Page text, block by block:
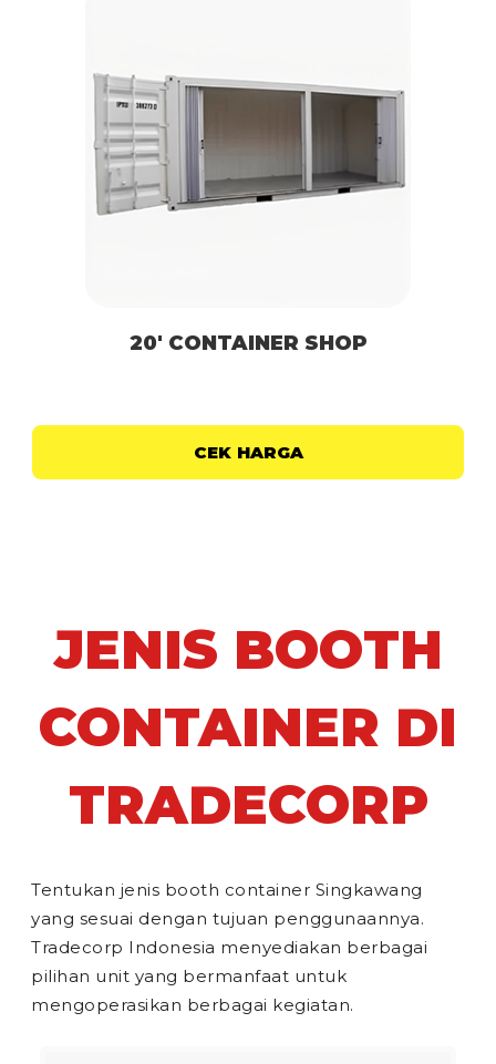
20′ CONTAINER SHOP
CEK HARGA
JENIS BOOTH
CONTAINER DI
TRADECORP
Tentukan jenis booth container Singkawang
yang sesuai dengan tujuan penggunaannya.
Tradecorp Indonesia menyediakan berbagai
pilihan unit yang bermanfaat untuk
mengoperasikan berbagai kegiatan.